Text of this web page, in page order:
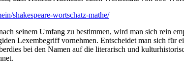
shakespeare-wortschatz-mathe/
seinem Umfang zu bestimmen, wird man sich rein
Lexembegriff vornehmen. Entscheidet man sich für
bei den Namen auf die literarisch und